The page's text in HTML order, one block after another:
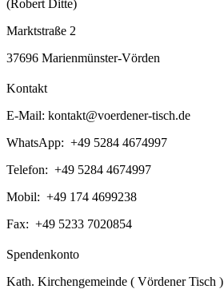
(Robert Ditte)
Marktstraße 2
37696 Marienmünster-Vörden
Kontakt
E-Mail: kontakt@voerdener-tisch.de
WhatsApp: +49 5284 4674997
Telefon: +49 5284 4674997
Mobil: +49 174 4699238
Fax: +49 5233 7020854
Spendenkonto
Kath. Kirchengemeinde ( Vördener Tisch )